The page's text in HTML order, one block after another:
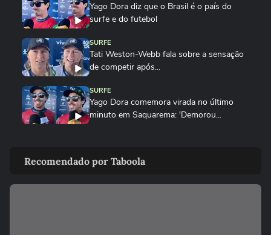
Yago Dora diz que o Brasil é o país do
surfe e do futebol
SURFE
Tati Weston-Webb fala sobre a sensação
de competir após...
SURFE
Yago Dora comemora virada no último
minuto em Saquarema: 'Demorou...
‘Quando a gente entra na...
SURFE
Recomendado por Taboola